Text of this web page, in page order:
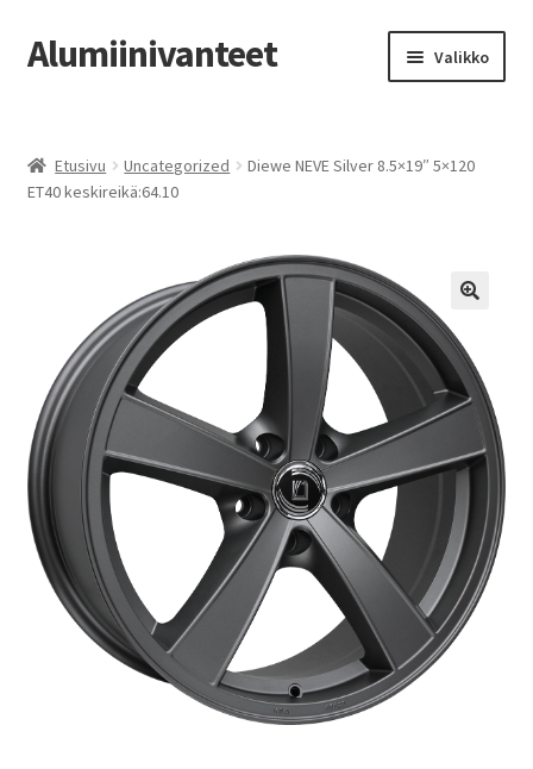
Siirry
navigointiin
Siirry
sisältöön
Alumiinivanteet Valikko
Kauppa
Tilausohjeet
Vanteiden osto-opas
Auton renkaat
Yhteystiedot
Etusivu Uncategorized
Diewe NEVE Silver 8.5×19″ 5×120
ET40 keskireikä:64.10